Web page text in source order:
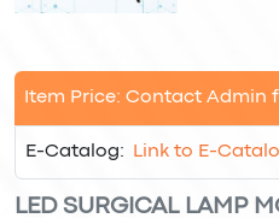
Item Price: Contact
E-Catalog: Link to E-
LED SURGICAL LAMP